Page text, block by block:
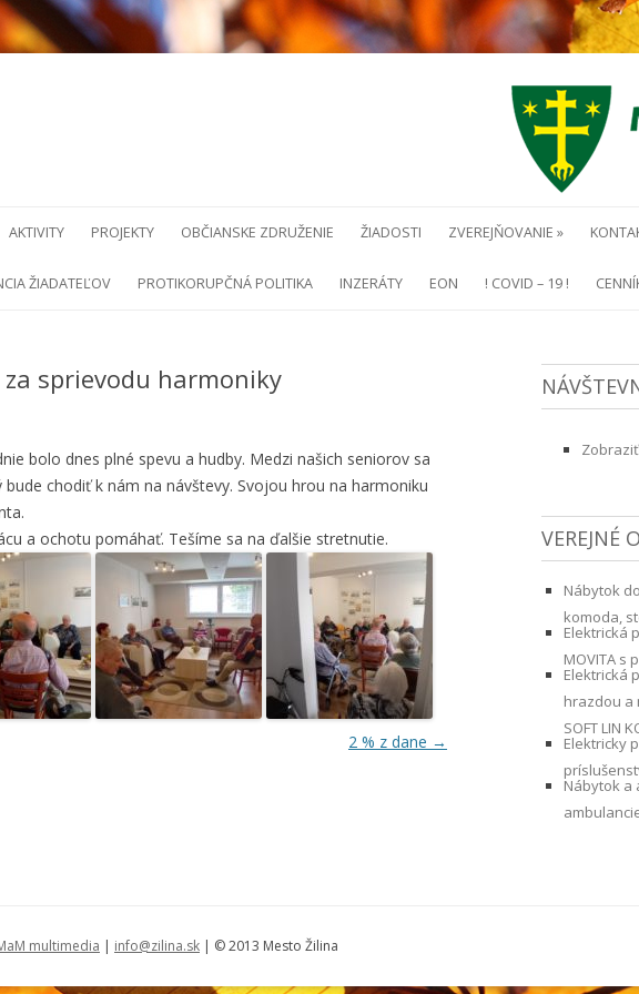
AKTIVITY PROJEKTY OBČIANSKE ZDRUŽENIE ŽIADOSTI ZVEREJŇOVANIE »
ŽIADATEĽOV PROTIKORUPČNÁ POLITIKA INZERÁTY EON ! COVID – 19 !
sprievodu harmoniky
bolo dnes plné spevu a hudby. Medzi našich seniorov sa
chodiť k nám na návštevy. Svojou hrou na harmoniku
a ochotu pomáhať. Tešíme sa na ďalšie stretnutie.
2 % z dane →
VEREJNÉ
Nábytok
komoda,
Elektrická
MOVITA s
Elektrická
hrazdou a
SOFT LIN
Elektricky
Nábytok a
multimedia | info@zilina.sk | © 2013 Mesto Žilina